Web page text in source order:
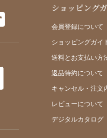
ショッピング
会員登録について
ショッピングガイ
送料とお支払い方
返品特約について
キャンセル・注文
レビューについて
デジタルカタログ